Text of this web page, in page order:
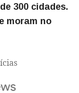
300 cidades.
moram no